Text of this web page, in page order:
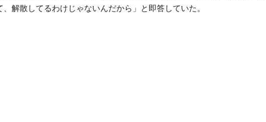
解散してるわけじゃないんだから」と即答していた。